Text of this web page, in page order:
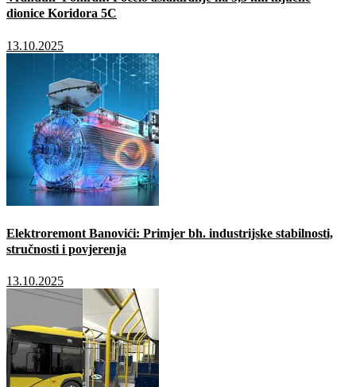
dionice Koridora 5C
13.10.2025
Elektroremont Banovići: Primjer bh. industrijske stabilnosti,
stručnosti i povjerenja
13.10.2025